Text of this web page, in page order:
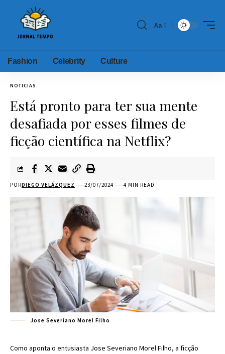
Aa
Fashion Celebrity Culture
NOTICIAS
Está pronto para ter sua mente
desafiada por esses filmes de
ficção científica na Netflix?
PORDIEGO VELÁZQUEZ 23/07/2024 4 MIN READ
Jose Severiano Morel Filho
Como aponta o entusiasta Jose Severiano Morel Filho, a ficção